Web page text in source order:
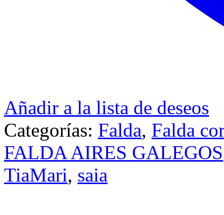
Añadir a la lista de deseos
Categorías: Falda, Falda
FALDA AIRES GALEGOS
TiaMari, saia